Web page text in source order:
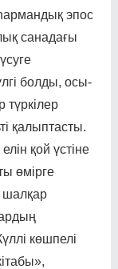
эпос
санадағы
болды, осы­
қалыптасты.
қой үстіне
өмірге
шал­қар
көшпелі